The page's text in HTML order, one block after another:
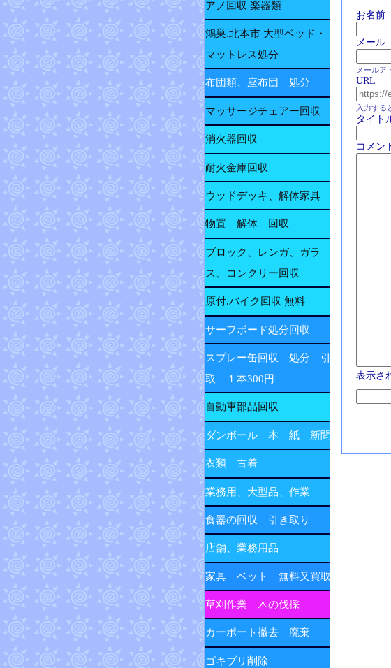
お名前
メール
メールア
URL
入力する
タイト
コメン
表示さ
アノ回収 楽器類
鴻巣.北本市 大型ベッド・
マットレス処分
布団類、座布団 処分
マッサージチェアー回収
消火器回収
耐火金庫回収
ウッドデッキ、解体家具
物置 解体 回収
ブロック、レンガ、ガラ
ス、コンクリー回収
原付.バイク回収 無料
サーフボード処分回収
スプレー缶回収 処分 引
取 １本300円
自動車部品回収
ダンボール 本 紙 新聞
衣類 古着
業務用、大型品、作業
食器の回収 引き取り
店舗、業務用品
家具 ベット 無料又買取
草刈作業 木の伐採
カーポート撤去 廃棄
ゴキブリ削除